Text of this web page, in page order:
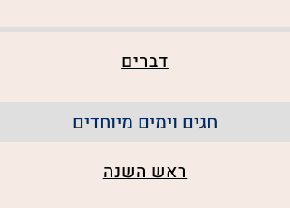
דברים
חגים וימים מיוחדים
ראש השנה